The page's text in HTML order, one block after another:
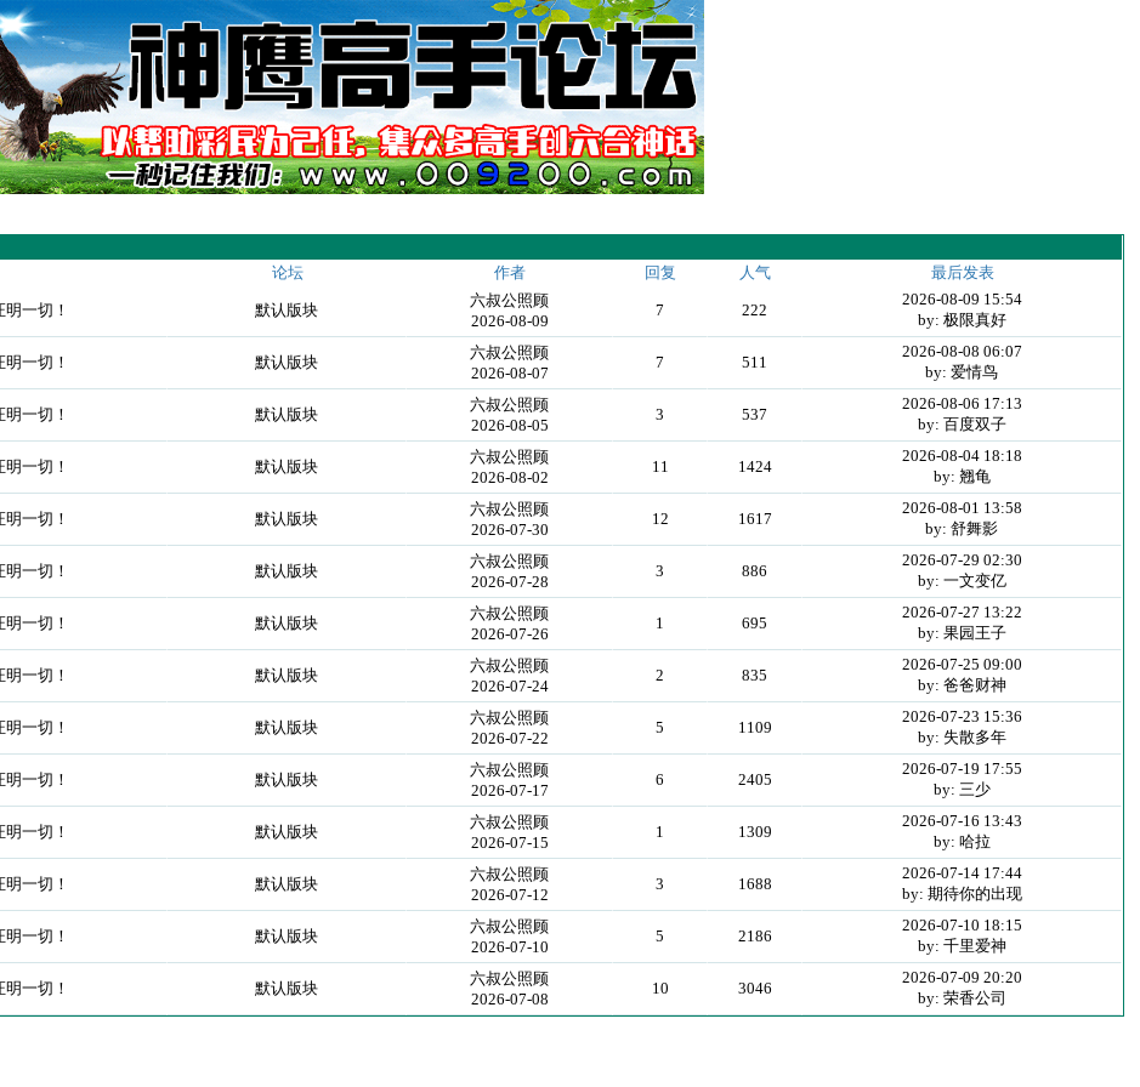
论坛 作者 回复 人气 最后发表
一切！ 默认版块
六叔公照顾
2026-08-09
7 222
2026-08-09 15:54
by: 极限真好
一切！ 默认版块
六叔公照顾
2026-08-07
7 511
2026-08-08 06:07
by: 爱情鸟
一切！ 默认版块
六叔公照顾
2026-08-05
3 537
2026-08-06 17:13
by: 百度双子
一切！ 默认版块
六叔公照顾
2026-08-02
11 1424
2026-08-04 18:18
by: 翘龟
一切！ 默认版块
六叔公照顾
2026-07-30
12 1617
2026-08-01 13:58
by: 舒舞影
一切！ 默认版块
六叔公照顾
2026-07-28
3 886
2026-07-29 02:30
by: 一文变亿
一切！ 默认版块
六叔公照顾
2026-07-26
1 695
2026-07-27 13:22
by: 果园王子
一切！ 默认版块
六叔公照顾
2026-07-24
2 835
2026-07-25 09:00
by: 爸爸财神
一切！ 默认版块
六叔公照顾
2026-07-22
5 1109
2026-07-23 15:36
by: 失散多年
一切！ 默认版块
六叔公照顾
2026-07-17
6 2405
2026-07-19 17:55
by: 三少
一切！ 默认版块
六叔公照顾
2026-07-15
1 1309
2026-07-16 13:43
by: 哈拉
一切！ 默认版块
六叔公照顾
2026-07-12
3 1688
2026-07-14 17:44
by: 期待你的出现
一切！ 默认版块
六叔公照顾
2026-07-10
5 2186
2026-07-10 18:15
by: 千里爱神
一切！ 默认版块
六叔公照顾
2026-07-08
10 3046
2026-07-09 20:20
by: 荣香公司